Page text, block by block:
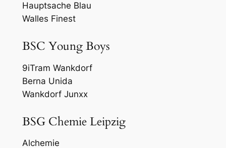
Hauptsache Blau
Walles Finest
BSC Young Boys
9iTram Wankdorf
Berna Unida
Wankdorf Junxx
BSG Chemie Leipzig
Alchemie